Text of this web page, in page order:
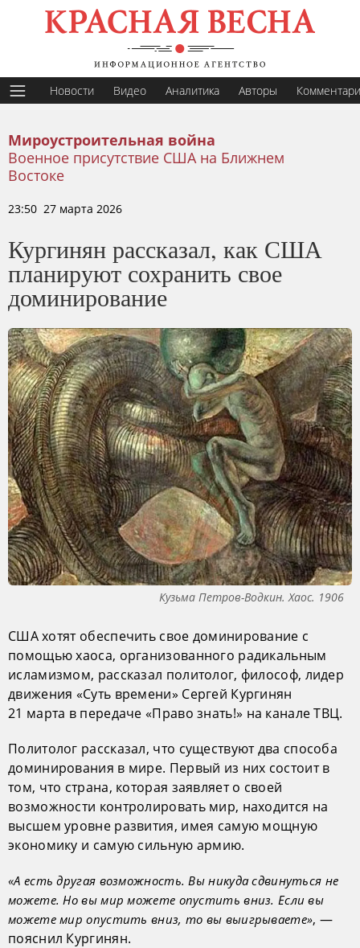
Новости Видео Аналитика Авторы
Мироустроительная война
Военное присутствие США на Ближнем
Востоке
23:50 27 марта 2026
Кургинян рассказал, как США
планируют сохранить свое
доминирование
Кузьма Петров-Водкин. Хаос. 1906
США хотят обеспечить свое доминирование с
помощью хаоса, организованного радикальным
исламизмом, рассказал политолог, философ, лидер
движения «Суть времени» Сергей Кургинян
21 марта в передаче «Право знать!» на канале ТВЦ.
Политолог рассказал, что существуют два способа
доминирования в мире. Первый из них состоит в
том, что страна, которая заявляет о своей
возможности контролировать мир, находится на
высшем уровне развития, имея самую мощную
экономику и самую сильную армию.
«А есть другая возможность. Вы никуда сдвинуться не
можете. Но вы мир можете опустить вниз. Если вы
можете мир опустить вниз, то вы выигрываете», —
пояснил Кургинян.